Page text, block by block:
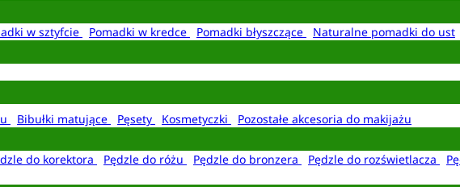
w sztyfcie Pomadki w kredce Pomadki błyszczące
Naturalne pomadki do ust
Bibułki matujące Pęsety Kosmetyczki
Pozostałe akcesoria do makijażu
do korektora Pędzle do różu Pędzle do bronzera Pędzle do rozświetlacza